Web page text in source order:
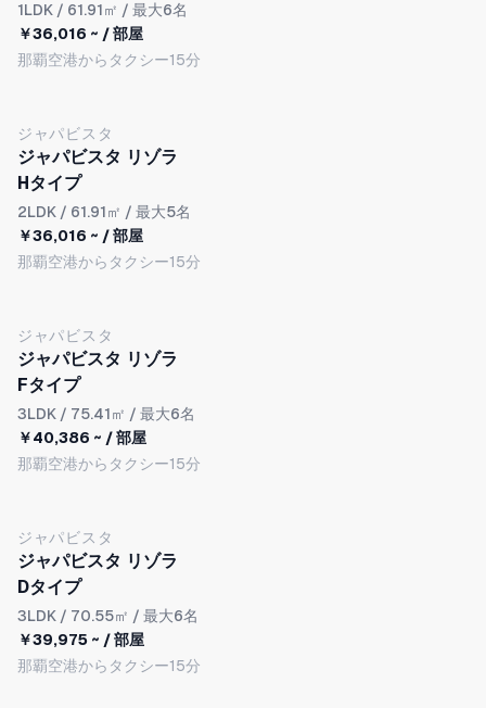
1LDK / 61.91㎡ / 最大6名
￥36,016 ~ / 部屋
那覇空港からタクシー15分
NEW
ジャパビスタ
ジャパビスタ リゾラ
Hタイプ
2LDK / 61.91㎡ / 最大5名
￥36,016 ~ / 部屋
那覇空港からタクシー15分
NEW
ジャパビスタ
ジャパビスタ リゾラ
Fタイプ
3LDK / 75.41㎡ / 最大6名
￥40,386 ~ / 部屋
那覇空港からタクシー15分
NEW
ジャパビスタ
ジャパビスタ リゾラ
Dタイプ
3LDK / 70.55㎡ / 最大6名
￥39,975 ~ / 部屋
那覇空港からタクシー15分